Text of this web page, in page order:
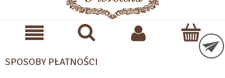
SPOSOBY PŁATNOŚCI